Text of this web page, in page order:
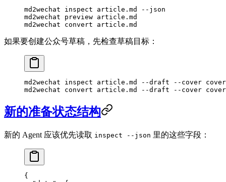
md2wechat inspect article.md
--json
md2wechat preview article.md
md2wechat convert article.md
如果要创建公众号草稿，先检查草稿目标：
md2wechat inspect article.md --draft --cover
md2wechat convert article.md --draft --cover
新的准备状态结构
新的 Agent 应该优先读取 inspect --json 里的这些字段：
{